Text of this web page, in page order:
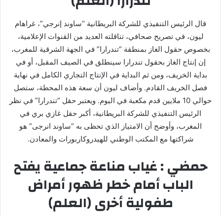
قال الرئيس التنفيذي للشركة البريطانية “ساوند إنرجي”، غراهام
ليون، في تصريح صحافي، تناقلته العديد من القنوات الإعلامية،
بخصوص حقول الغاز بمنطقة “تندرارا” في الجهة الشرقية للمغرب،
إن إنتاج الغاز بحقول تندرارا سينطلق في الصيف المقبل، أو في
بداية الخريف، ومن ثم البداية في الإنتاج التجاري الكامل في نهاية
فصل الخريف القادم. وأضاف ليون أن سعة هذه المحطة، ستصل
حوالي 10 ملايين قدم مكعبة في اليوم. ويعتبر حقل “تندرارا” في نظر
الرئيس التنفيذي للشركة البريطانية، أكبر حقل غازي بري في
المغرب، وأوضح أن الامتياز الذي تحظى به “ساوند انرجی” هو
شراكتها مع المكتب الوطني للهيدروكاربورات والمعادن.
حمضي : غياب مناعة جماعية يفتح
الباب أمام خطر ظهور أمراض
طفولية أخرى (العلم)